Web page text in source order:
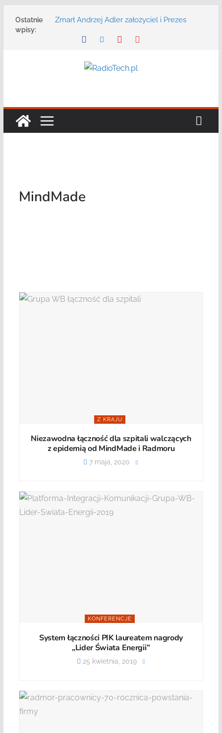
Ostatnie
wpisy:
Zmarł Andrzej Adler założyciel i Prezes
Radmor – największy polski producent
DGT wraz z partnerami zaprasza na
konferencję: „Bezpieczeństwo,
bezpieczeństwa publicznego usługę
MindMade
Z KRAJU
Niezawodna łączność dla szpitali walczących
z epidemią od MindMade i Radmoru
7 maja, 2020
KONFERENCJE
System łączności PIK laureatem nagrody
„Lider Świata Energii”
25 kwietnia, 2019